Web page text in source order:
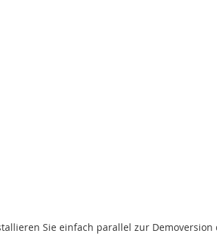
Sie einfach parallel zur Demoversion